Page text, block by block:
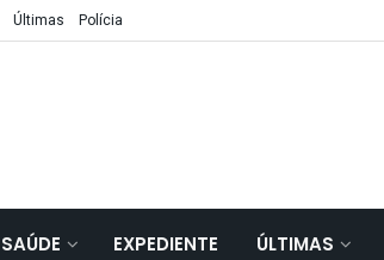
Últimas Polícia
SAÚDE EXPEDIENTE ÚLTIMAS